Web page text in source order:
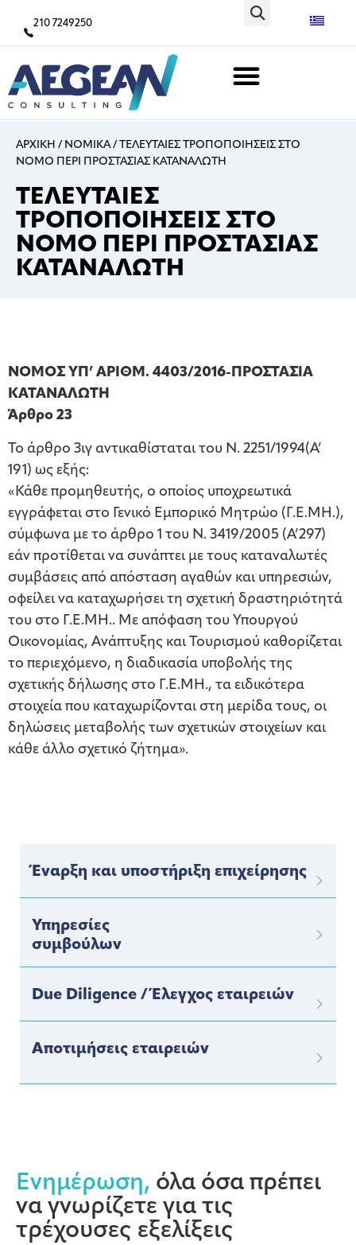
210 7249250
ΑΡΧΙΚΗ / ΝΟΜΙΚΑ/ ΤΕΛΕΥΤΑΙΕΣ ΤΡΟΠΟΠΟΙΗΣΕΙΣ ΣΤΟ
ΝΟΜΟ ΠΕΡΙ ΠΡΟΣΤΑΣΙΑΣ ΚΑΤΑΝΑΛΩΤΗ
ΤΕΛΕΥΤΑΙΕΣ
ΤΡΟΠΟΠΟΙΗΣΕΙΣ ΣΤΟ
ΝΟΜΟ ΠΕΡΙ ΠΡΟΣΤΑΣΙΑΣ
ΚΑΤΑΝΑΛΩΤΗ
NOMOΣ ΥΠ’ ΑΡΙΘΜ. 4403/2016-ΠΡΟΣΤΑΣΙΑ
ΚΑΤΑΝΑΛΩΤΗ
Άρθρο 23
Το άρθρο 3ιγ αντικαθίσταται του Ν. 2251/1994(Α’
191) ως εξής:
«Κάθε προμηθευτής, ο οποίος υποχρεωτικά
εγγράφεται στο Γενικό Εμπορικό Μητρώο (Γ.Ε.ΜΗ.),
σύμφωνα με το άρθρο 1 του Ν. 3419/2005 (Α’297)
εάν προτίθεται να συνάπτει με τους καταναλωτές
συμβάσεις από απόσταση αγαθών και υπηρεσιών,
οφείλει να καταχωρήσει τη σχετική δραστηριότητά
του στο Γ.Ε.ΜΗ.. Με απόφαση του Υπουργού
Οικονομίας, Ανάπτυξης και Τουρισμού καθορίζεται
το περιεχόμενο, η διαδικασία υποβολής της
σχετικής δήλωσης στο Γ.Ε.ΜΗ., τα ειδικότερα
στοιχεία που καταχωρίζονται στη μερίδα τους, οι
δηλώσεις μεταβολής των σχετικών στοιχείων και
κάθε άλλο σχετικό ζήτημα».
Έναρξη και υποστήριξη επιχείρησης
Υπηρεσίες
συμβούλων
Due Diligence / Έλεγχος εταιρειών
Αποτιμήσεις εταιρειών
Ενημέρωση, όλα όσα πρέπει
να γνωρίζετε για τις
τρέχουσες εξελίξεις